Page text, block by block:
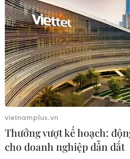
Nhà lãnh đạo Triều Tiên
sát một đơn vị không
17/04/2019 02:50
Đây là chuyến thị sát công khai
đạo Triều Tiên đối với các hoạt
vietnamplus.vn
Thưởng vượt kế hoạch:
cho doanh nghiệp dẫn dắt